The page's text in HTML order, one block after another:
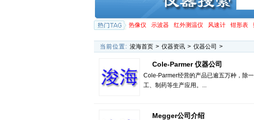
热像仪 示波器 红外测温仪 风速计 钳形表
当前位置: 浚海首页 > 仪器资讯 > 仪器公司 >
Cole-Parmer 仪器公司
Cole-Parmer经营的产品已逾五万种，除
工、制药等生产应用。...
Megger公司介绍